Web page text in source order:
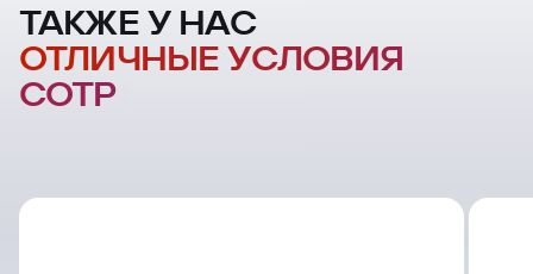
ТАКЖЕ У НАС
ОТЛИЧНЫЕ УСЛОВИЯ
СОТРУДНИЧЕСТВ